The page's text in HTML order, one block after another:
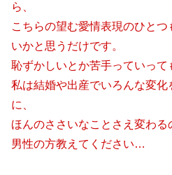
ら、
こちらの望む愛情表現のひと
いかと思うだけです。
恥ずかしいとか苦手っていって
私は結婚や出産でいろんな変
に、
ほんのささいなことさえ変わる
男性の方教えてください…